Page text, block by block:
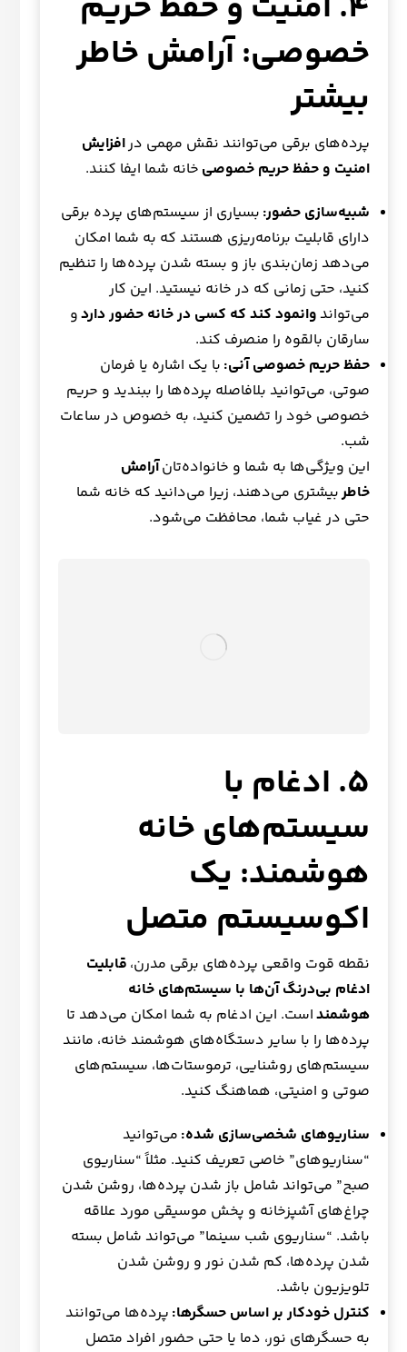
خصوصی: آرامش خاطر
بیشتر
پرده‌های برقی می‌توانند نقش مهمی درافزایش
امنیت و حفظ حریم خصوصی خانه شما ایفا کنند.
شبیه‌سازی حضور: بسیاری از سیستم‌های پرده برقی
دارای قابلیت برنامه‌ریزی هستند که به شما امکان
می‌دهد زمان‌بندی باز و بسته شدن پرده‌ها را تنظیم
کنید، حتی زمانی که در خانه نیستید. این کار
می‌تواندوانمود کند که کسی در خانه حضور داردو
سارقان بالقوه را منصرف کند.
حفظ حریم خصوصی آنی: با یک اشاره یا فرمان
صوتی، می‌توانید بلافاصله پرده‌ها را ببندید و حریم
خصوصی خود را تضمین کنید، به خصوص در ساعات
شب.
این ویژگی‌ها به شما و خانواده‌تانآرامش
خاطربیشتری می‌دهند، زیرا می‌دانید که خانه شما
حتی در غیاب شما، محافظت می‌شود.
۵. ادغام با
سیستم‌های خانه
هوشمند: یک
اکوسیستم متصل
نقطه قوت واقعی پرده‌های برقی مدرن، قابلیت
ادغام بی‌درنگ آن‌ها با سیستم‌های خانه
هوشمنداست. این ادغام به شما امکان می‌دهد تا
پرده‌ها را با سایر دستگاه‌های هوشمند خانه، مانند
سیستم‌های روشنایی، ترموستات‌ها، سیستم‌های
صوتی و امنیتی، هماهنگ کنید.
سناریوهای شخصی‌سازی شده: می‌توانید
“سناریوهای” خاصی تعریف کنید. مثلاً “سناریوی
صبح” می‌تواند شامل باز شدن پرده‌ها، روشن شدن
چراغ‌های آشپزخانه و پخش موسیقی مورد علاقه
باشد. “سناریوی شب سینما” می‌تواند شامل بسته
شدن پرده‌ها، کم شدن نور و روشن شدن
تلویزیون باشد.
کنترل خودکار بر اساس حسگرها: پرده‌ها می‌توانند
به حسگرهای نور، دما یا حتی حضور افراد متصل